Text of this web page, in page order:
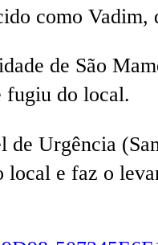
como Vadim,
de São
fugiu do local.
Urgência
e faz o